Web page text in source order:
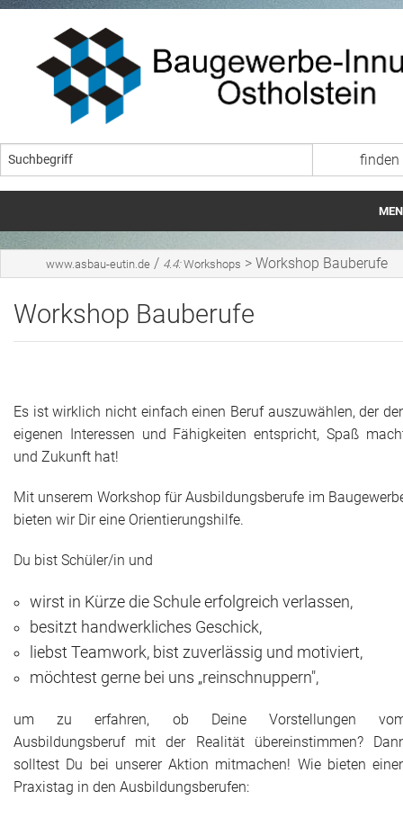
Startseite
Lehrgangszeiten ÜAS
Aktuelles
Termine
Innungsbetriebe
www.asbau-eutin.de / 4.4:Workshops > Workshop Bauberufe
Workshop Bauberufe
Es ist wirklich nicht einfach einen Beruf auszuwählen, der
eigenen Interessen und Fähigkeiten entspricht, Spaß
und Zukunft hat!
Mit unserem Workshop für Ausbildungsberufe im
bieten wir Dir eine Orientierungshilfe.
Du bist Schüler/in und
wirst in Kürze die Schule erfolgreich verlassen,
besitzt handwerkliches Geschick,
liebst Teamwork, bist zuverlässig und motiviert,
möchtest gerne bei uns „reinschnuppern",
um zu erfahren, ob Deine Vorstellungen
Ausbildungsberuf mit der Realität übereinstimmen?
solltest Du bei unserer Aktion mitmachen! Wie bieten
Praxistag in den Ausbildungsberufen: